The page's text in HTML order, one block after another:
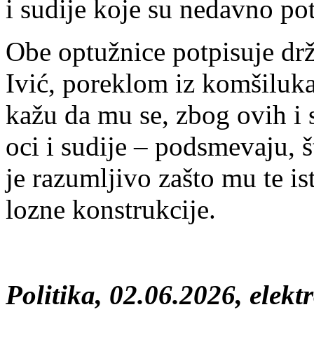
i su­di­je ko­je su ne­dav­no
Obe op­tu­žni­ce pot­pi­su­je
Ivić, po­re­klom iz
ka­žu da mu se, zbog ovih
o­ci i su­di­je –
je ra­zu­mlji­vo za­što mu te
lo­zne kon­struk­ci­je.
Politika, 02.06.2026,